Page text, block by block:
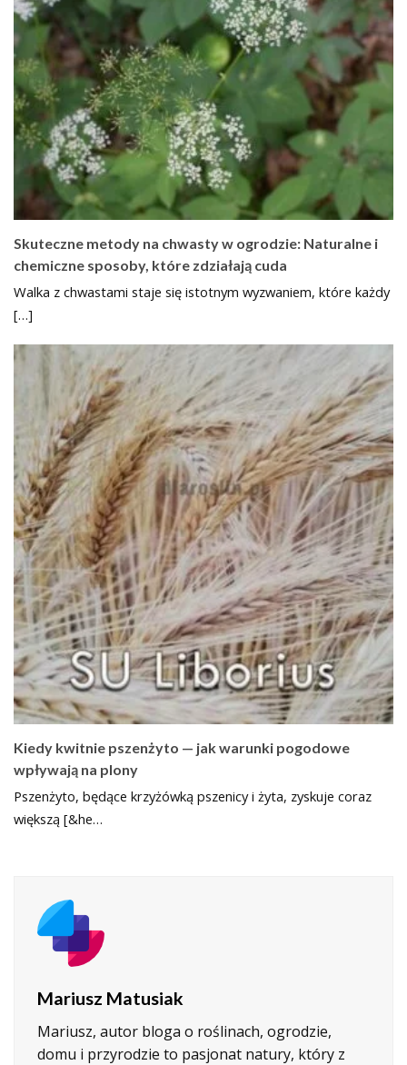
Skuteczne metody na chwasty w ogrodzie: Naturalne i
chemiczne sposoby, które zdziałają cuda
Walka z chwastami staje się istotnym wyzwaniem, które każdy
[…]
Kiedy kwitnie pszenżyto — jak warunki pogodowe
wpływają na plony
Pszenżyto, będące krzyżówką pszenicy i żyta, zyskuje coraz
większą [&he…
Mariusz Matusiak
Mariusz, autor bloga o roślinach, ogrodzie,
domu i przyrodzie to pasjonat natury, który z